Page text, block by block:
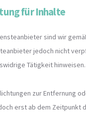
für Inhalte
sind wir
jedoch nicht
Tätigkeit hinweisen.
zur Entfernung
erst ab dem Zeitpunkt